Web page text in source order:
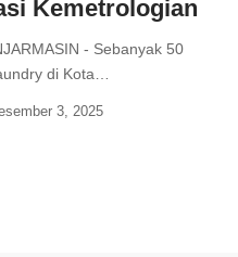
Kemetrologian
- Sebanyak 50
di Kota…
3, 2025